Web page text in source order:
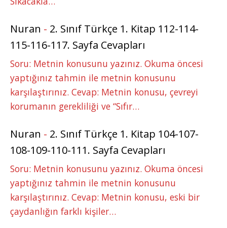
Nuran - 2. Sınıf Türkçe 1. Kitap 112-114-
115-116-117. Sayfa Cevapları
Soru: Metnin konusunu yazınız. Okuma öncesi
yaptığınız tahmin ile metnin konusunu
karşılaştırınız. Cevap: Metnin konusu, çevreyi
korumanın gerekliliği ve “Sıfır…
Nuran - 2. Sınıf Türkçe 1. Kitap 104-107-
108-109-110-111. Sayfa Cevapları
Soru: Metnin konusunu yazınız. Okuma öncesi
yaptığınız tahmin ile metnin konusunu
karşılaştırınız. Cevap: Metnin konusu, eski bir
çaydanlığın farklı kişiler…